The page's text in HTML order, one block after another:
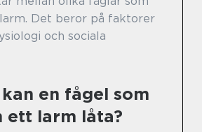
Det beror på faktorer
och sociala
en fågel som
ett larm låta?